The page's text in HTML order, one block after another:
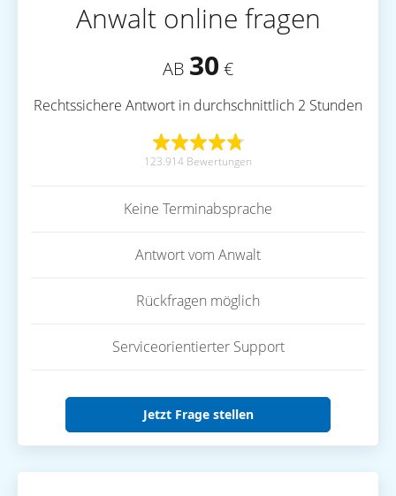
Anwalt online fragen
AB 30 €
Rechtssichere Antwort in durchschnittlich 2 Stunden
123.914 Bewertungen
Keine Terminabsprache
Antwort vom Anwalt
Rückfragen möglich
Serviceorientierter Support
Jetzt Frage stellen